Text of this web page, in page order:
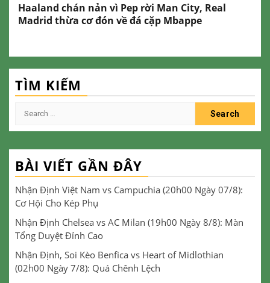
Haaland chán nản vì Pep rời Man City, Real
Madrid thừa cơ đón về đá cặp Mbappe
TÌM KIẾM
Search
BÀI VIẾT GẦN ĐÂY
Nhận Định Việt Nam vs Campuchia (20h00 Ngày 07/8):
Cơ Hội Cho Kép Phụ
Nhận Định Chelsea vs AC Milan (19h00 Ngày 8/8): Màn
Tổng Duyệt Đỉnh Cao
Nhận Định, Soi Kèo Benfica vs Heart of Midlothian
(02h00 Ngày 7/8): Quá Chênh Lệch